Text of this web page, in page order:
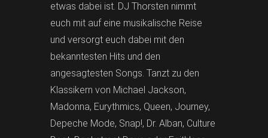
etwas dabei ist. DJ Thorsten nimmt
euch mit auf eine musikalische Reise
und versorgt euch dabei mit den
bekanntesten Hits und den
angesagtesten Songs. Tanzt zu den
Klassikern von Michael Jackson,
Madonna, Eurythmics, Queen, Journey,
Depeche Mode, Snap!, Dr. Alban, Culture